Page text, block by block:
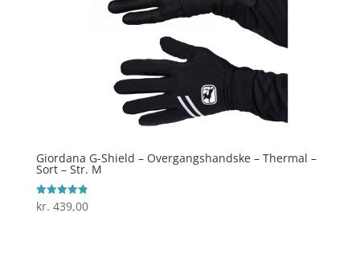
Giordana G-Shield – Overgangshandske – Thermal –
Sort – Str. M
Vurderet
4.9
kr. 439,00